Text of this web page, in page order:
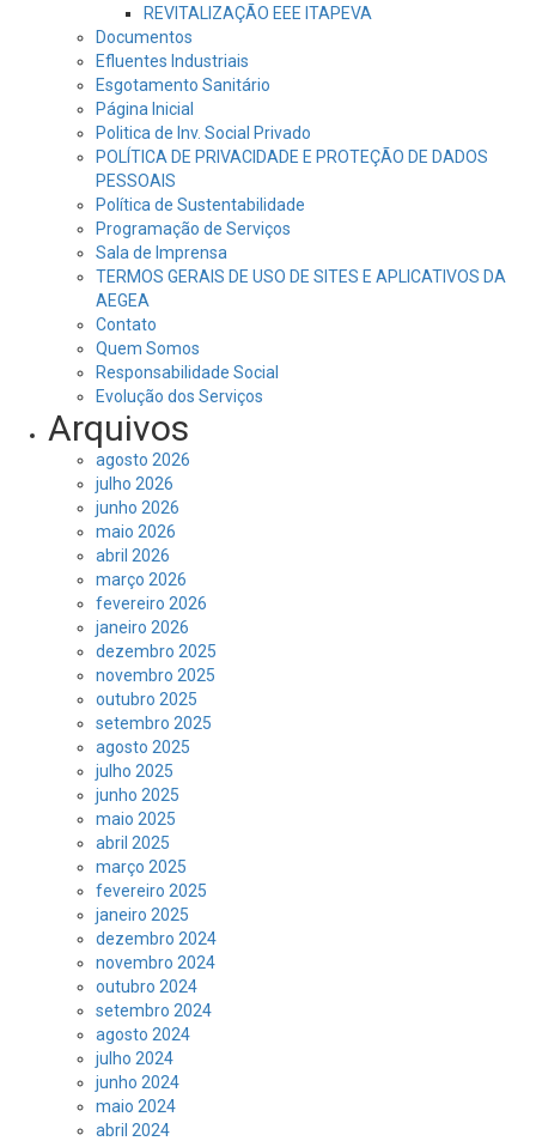
REVITALIZAÇÃO EEE ITAPEVA
Documentos
Efluentes Industriais
Esgotamento Sanitário
Página Inicial
Politica de Inv. Social Privado
POLÍTICA DE PRIVACIDADE E PROTEÇÃO DE DADOS
PESSOAIS
Política de Sustentabilidade
Programação de Serviços
Sala de Imprensa
TERMOS GERAIS DE USO DE SITES E APLICATIVOS DA
AEGEA
Contato
Quem Somos
Responsabilidade Social
Evolução dos Serviços
Arquivos
agosto 2026
julho 2026
junho 2026
maio 2026
abril 2026
março 2026
fevereiro 2026
janeiro 2026
dezembro 2025
novembro 2025
outubro 2025
setembro 2025
agosto 2025
julho 2025
junho 2025
maio 2025
abril 2025
março 2025
fevereiro 2025
janeiro 2025
dezembro 2024
novembro 2024
outubro 2024
setembro 2024
agosto 2024
julho 2024
junho 2024
maio 2024
abril 2024